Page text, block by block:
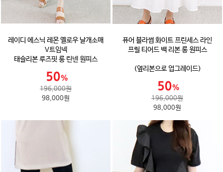
레이디 에스닉 레몬 옐로우 날개소매
V트임넥
태슬리본 루즈핏 롱 린넨 원피스
196,000원
98,000원
퓨어 블라썸 화이트 프린세스 라인
프릴 티어드 백 리본 롱 원피스
(옆리본으로 업그레이드)
196,000원
98,000원